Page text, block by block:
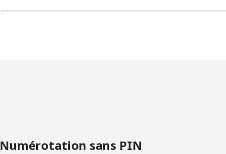
New Caledonia
Numérotation sans PIN